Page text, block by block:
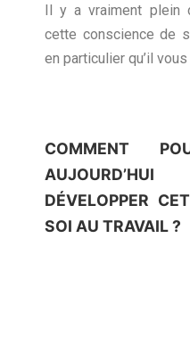
Il y a vraiment plein
cette conscience de
en particulier qu’il
COMMENT
DÉVELOPPER
SOI AU TRAVAIL ?